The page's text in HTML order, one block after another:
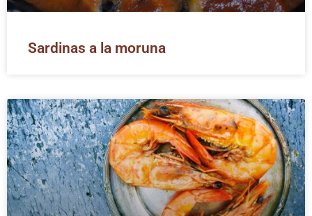
Sardinas a la moruna